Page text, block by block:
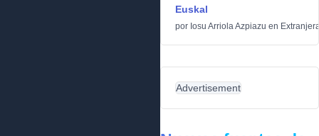
Euskal
por Iosu Arriola Azpiazu en
Advertisement